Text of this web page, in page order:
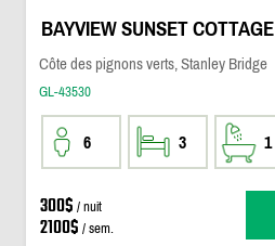
BAYVIEW SUNSET COTTAGE
Côte des pignons verts, Stanley Bridge
GL-43530
6 3 1
300$ / nuit
2100$ / sem.